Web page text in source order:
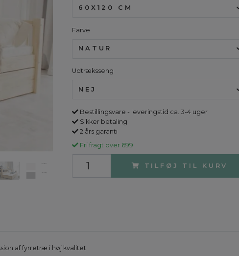
60X120 CM
Farve
NATUR
Udtræksseng
NEJ
Bestillingsvare - leveringstid ca. 3-4 uger
Sikker betaling
2 års garanti
Fri fragt over 699
TILFØJ TIL KURV
af fyrretræ i høj kvalitet.